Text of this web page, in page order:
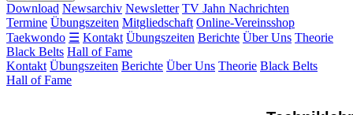
Download Newsarchiv Newsletter TV Jahn Nachrichten
Termine Übungszeiten Mitgliedschaft Online-Vereinsshop
Taekwondo ☰ Kontakt Übungszeiten Berichte Über Uns Theorie
Black Belts Hall of Fame
Kontakt Übungszeiten Berichte Über Uns Theorie Black Belts
Hall of Fame